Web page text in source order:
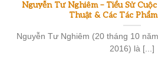
Nguyễn Tư Nghiêm – Tiểu Sử
Thuật & Các Tác
Nguyễn Tư Nghiêm (20 tháng 10
2016) là [...]